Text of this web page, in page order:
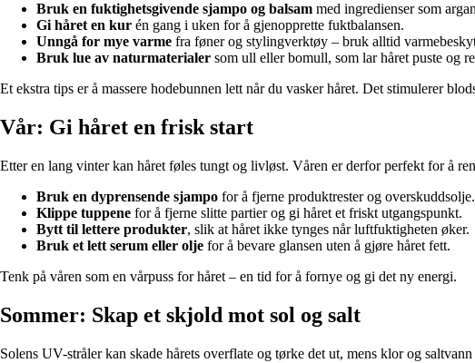
Bruk en fuktighetsgivende sjampo og balsam med ingredienser som
Gi håret en kur én gang i uken for å gjenopprette fuktbalansen.
Unngå for mye varme fra føner og stylingverktøy – bruk alltid
Bruk lue av naturmaterialer som ull eller bomull, som lar håret puste og
Et ekstra tips er å massere hodebunnen lett når du vasker håret. Det stimulerer
Vår: Gi håret en frisk start
Etter en lang vinter kan håret føles tungt og livløst. Våren er derfor perfekt for å
Bruk en dyprensende sjampo for å fjerne produktrester og overskuddsolje.
Klippe tuppene for å fjerne slitte partier og gi håret et friskt utgangspunkt.
Bytt til lettere produkter, slik at håret ikke tynges når luftfuktigheten øker.
Bruk et lett serum eller olje for å bevare glansen uten å gjøre håret fett.
Tenk på våren som en vårpuss for håret – en tid for å fornye og gi det ny energi.
Sommer: Skap et skjold mot sol og salt
Solens UV-stråler kan skade hårets overflate og tørke det ut, mens klor og